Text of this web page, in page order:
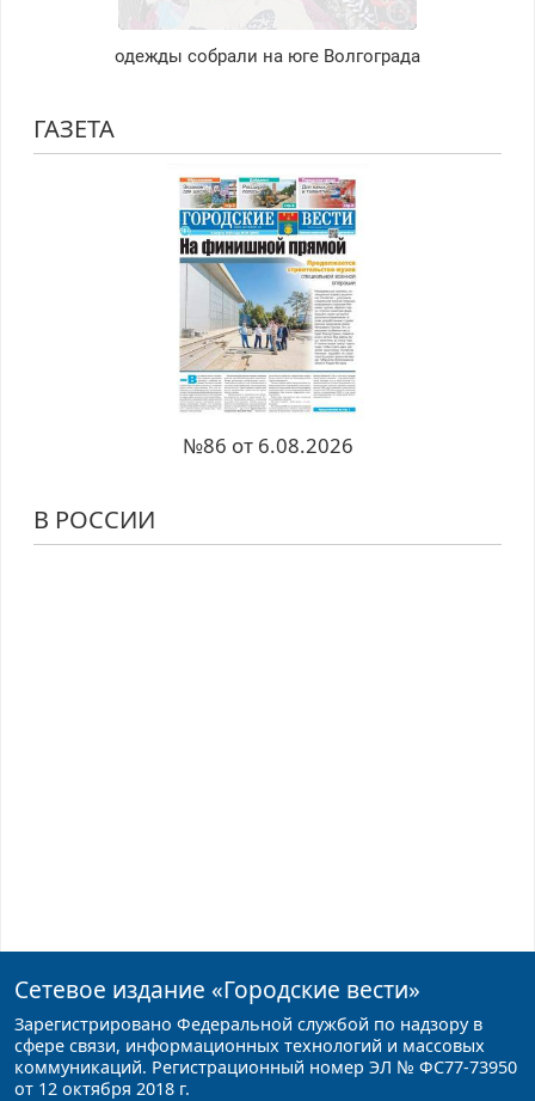
одежды собрали на юге Волгограда
ГАЗЕТА
№86 от 6.08.2026
В РОССИИ
Сетевое издание «Городские вести»
Зарегистрировано Федеральной службой по надзору в
сфере связи, информационных технологий и массовых
коммуникаций. Регистрационный номер ЭЛ № ФС77-73950
от 12 октября 2018 г.